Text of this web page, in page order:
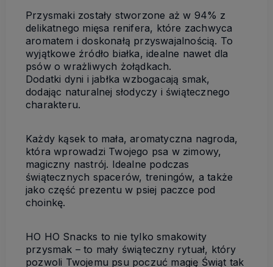
Przysmaki zostały stworzone aż w 94% z
delikatnego mięsa renifera, które zachwyca
aromatem i doskonałą przyswajalnością. To
wyjątkowe źródło białka, idealne nawet dla
psów o wrażliwych żołądkach.
Dodatki dyni ijabłka wzbogacają smak,
dodając naturalnej słodyczy i świątecznego
charakteru.
Każdy kąsek to mała, aromatyczna nagroda,
która wprowadzi Twojego psa w zimowy,
magiczny nastrój. Idealne podczas
świątecznych spacerów, treningów, a także
jako część prezentu w psiej paczce pod
choinkę.
HO HO Snacks to nie tylko smakowity
przysmak – to mały świąteczny rytuał, który
pozwoli Twojemu psu poczuć magię Świąt tak